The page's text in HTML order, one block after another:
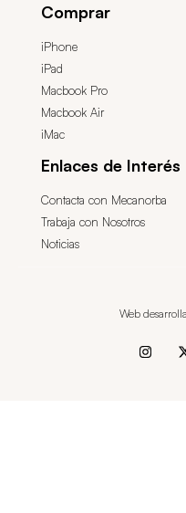
Comprar
iPhone
iPad
Macbook Pro
Macbook Air
iMac
Enlaces de Interés
Contacta con Mecanorba
Trabaja con Nosotros
Noticias
Web